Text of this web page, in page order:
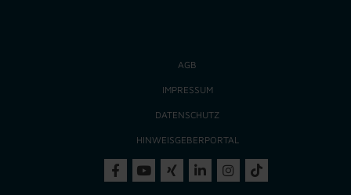
AGB
IMPRESSUM
DATENSCHUTZ
HINWEISGEBERPORTAL